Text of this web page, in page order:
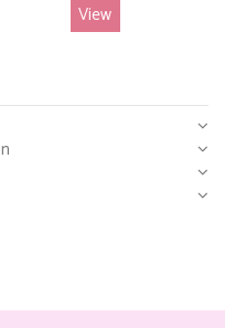
View